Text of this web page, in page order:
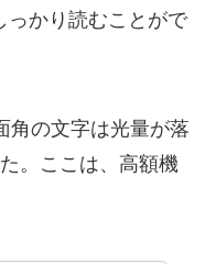
っかり読むことがで
角の文字は光量が落
。ここは、高額機